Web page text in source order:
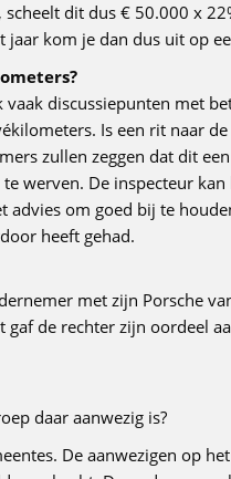
dit dus € 50.000 x
kom je dan dus uit op
discussiepunten met
Is een rit naar
zullen zeggen dat dit
werven. De inspecteur
advies om goed bij te
heeft gehad.
met zijn Porsche
de rechter zijn oordeel
daar aanwezig is?
De aanwezigen op